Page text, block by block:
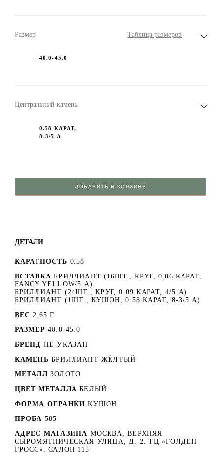
Размер Таблица размеров
40.0-45.0
Центральный камень
0.58 КАРАТ,
8-3/5 А
ДОБАВИТЬ В КОРЗИНУ
ДЕТАЛИ
КАРАТНОСТЬ 0.58
ВСТАВКА БРИЛЛИАНТ (16ШТ., КРУГ, 0.06 КАРАТ,
FANCY YELLOW/5 А)
БРИЛЛИАНТ (24ШТ., КРУГ, 0.09 КАРАТ, 4/5 А)
БРИЛЛИАНТ (1ШТ., КУШОН, 0.58 КАРАТ, 8-3/5 А)
ВЕС 2.65 Г
РАЗМЕР 40.0-45.0
БРЕНД НЕ УКАЗАН
КАМЕНЬ БРИЛЛИАНТ ЖЁЛТЫЙ
МЕТАЛЛ ЗОЛОТО
ЦВЕТ МЕТАЛЛА БЕЛЫЙ
ФОРМА ОГРАНКИ КУШОН
ПРОБА 585
АДРЕС МАГАЗИНА МОСКВА, ВЕРХНЯЯ
СЫРОМЯТНИЧЕСКАЯ УЛИЦА, Д. 2. ТЦ «ГОЛДЕН
ГРОСС». САЛОН 115